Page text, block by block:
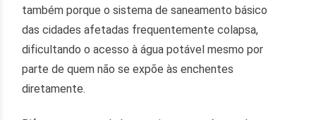
também porque o sistema de saneamento básico
das cidades afetadas frequentemente colapsa,
dificultando o acesso à água potável mesmo por
parte de quem não se expõe às enchentes
diretamente.